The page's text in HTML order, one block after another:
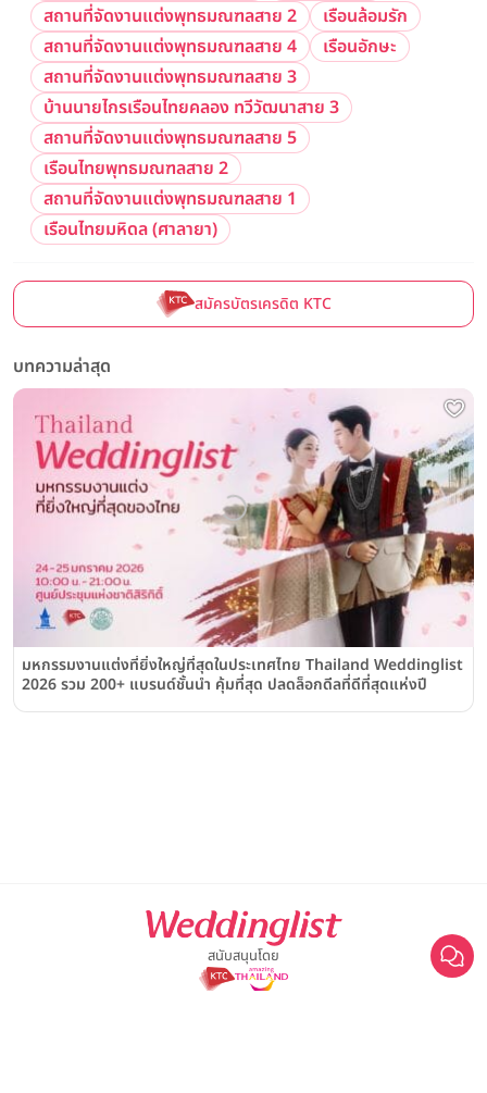
สถานที่จัดงานแต่งพุทธมณฑลสาย 2
เรือนล้อมรัก
สถานที่จัดงานแต่งพุทธมณฑลสาย 4
เรือนอักษะ
สถานที่จัดงานแต่งพุทธมณฑลสาย 3
บ้านนายไกรเรือนไทยคลอง ทวีวัฒนาสาย 3
สถานที่จัดงานแต่งพุทธมณฑลสาย 5
เรือนไทยพุทธมณฑลสาย 2
สถานที่จัดงานแต่งพุทธมณฑลสาย 1
เรือนไทยมหิดล (ศาลายา)
สมัครบัตรเครดิต KTC
บทความล่าสุด
มหกรรมงานแต่งที่ยิ่งใหญ่ที่สุดในประเทศไทย Thailand Weddinglist
2026 รวม 200+ แบรนด์ชั้นนำ คุ้มที่สุด ปลดล็อกดีลที่ดีที่สุดแห่งปี
สนับสนุนโดย